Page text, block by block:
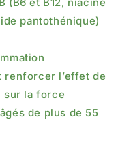
pantothénique)
renforcer l’effet de
sur la force
de plus de 55